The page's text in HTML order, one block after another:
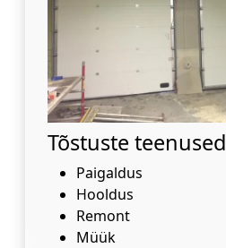
Tõstuste teenused
Paigaldus
Hooldus
Remont
Müük